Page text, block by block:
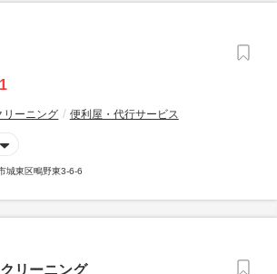
リーニング 便利屋・代行サービス
城東区鴫野東3-6-6
リーニング